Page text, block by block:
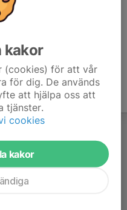
kakor
(cookies) för att vår
för dig. De används
att hjälpa oss att
tjänster.
cookies
kakor